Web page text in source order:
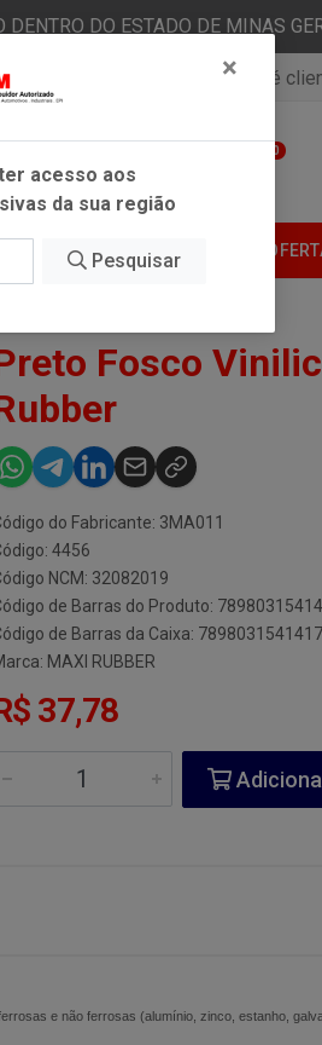
DO ESTADO DE MINAS
Já é cliente? - Entrar Não é
0
ESTÉTICA AUTOMOTIVA
- MAXI RUBBER
Fosco
do Fabricante: 3MA011
4456
NCM: 32082019
de Barras do Produto:
de Barras da Caixa: 7898031541417
MAXI RUBBER
37,78
e não ferrosas (alumínio, zinco, estanho,
×
acesso aos
da sua região
Pesquisar